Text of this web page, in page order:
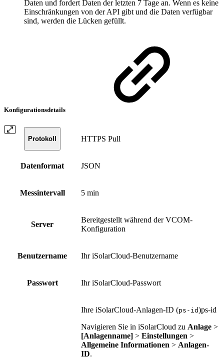
Daten und fordert Daten der letzten 7 Tage an. Wenn es keine
Einschränkungen von der API gibt und die Daten verfügbar
sind, werden die Lücken gefüllt.
Konfigurationsdetails
Protokoll HTTPS Pull
Datenformat JSON
Messintervall 5 min
Server
Bereitgestellt während der VCOM-
Konfiguration
Benutzername Ihr iSolarCloud-Benutzername
Passwort Ihr iSolarCloud-Passwort
Ihre iSolarCloud-Anlagen-ID (ps-id)ps-id
Navigieren Sie in iSolarCloud zu Anlage >
[Anlagenname] > Einstellungen >
Allgemeine Informationen > Anlagen-
ID.